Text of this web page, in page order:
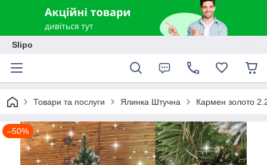
Slipo
Товари та послуги Ялинка Штучна Кармен золото
–50%